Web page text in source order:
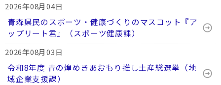
2026年08月04日
青森県民のスポーツ・健康づくりのマスコット『ア
ップリート君』（スポーツ健康課）
2026年08月03日
令和8年度 青の煌めきあおもり推し土産総選挙（地
域企業支援課）